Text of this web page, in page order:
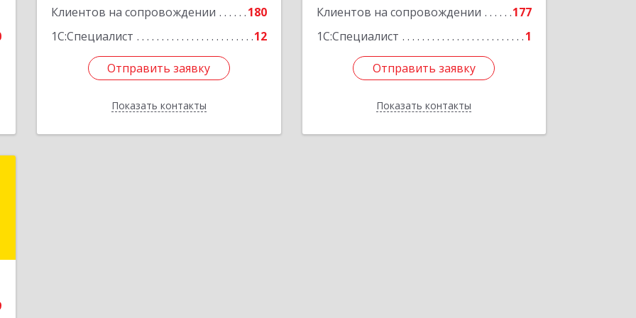
Клиентов на сопровождении
180
1С:Специалист
12
Отправить заявку
Показать контакты
Отправить заявку
Назад
Клиентов на сопровождении
177
1С:Специалист
1
Отправить заявку
Показать контакты
Отправить заявку
Назад